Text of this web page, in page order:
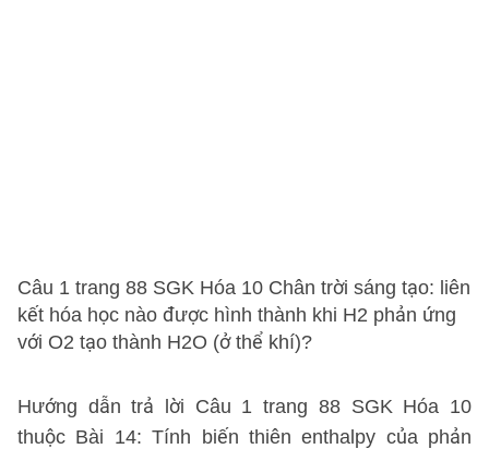
Câu 1 trang 88 SGK Hóa 10 Chân trời sáng tạo: liên
kết hóa học nào được hình thành khi H2 phản ứng
với O2 tạo thành H2O (ở thể khí)?
Hướng dẫn trả lời Câu 1 trang 88 SGK Hóa 10
thuộc Bài 14: Tính biến thiên enthalpy của phản